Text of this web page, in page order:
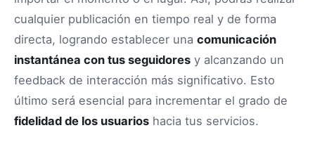
cualquier publicación en tiempo real y de forma
directa, logrando establecer una comunicación
instantánea con tus seguidores y alcanzando un
feedback de interacción más significativo. Esto
último será esencial para incrementar el grado de
fidelidad de los usuarios hacia tus servicios.